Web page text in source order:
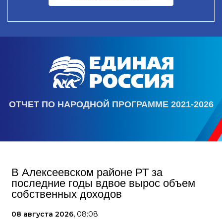
ОТЧЕТ ПО НАРОДНОЙ ПРОГРАММЕ 2021-2026
В Алексеевском районе РТ за
последние годы вдвое вырос объем
собственных доходов
08 августа 2026, 08:08